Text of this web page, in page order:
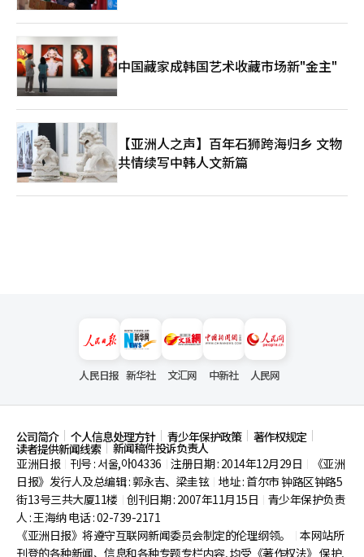
中国藏家成韩国艺术收藏市场新"金主"
【亚洲人之声】百年石狮跨海归乡 文物
共情续写中韩人文新篇
人民日报 新华社 文汇网 中新社 人民网
公司简介 个人信息处理方针 青少年保护政策 著作权规定
读者提供新闻线索
新闻稿件投诉负责人
亚洲日报
刊号 : 서울,아04336 注册日期 : 2014年12月29日
《亚洲
日报》发行人及总编辑 : 郭永吉、梁圭铉 地址 : 首尔市钟路区钟路5
街13号三共大厦11楼 创刊日期 : 2007年11月15日
青少年保护负责
人 : 王海纳 电话 : 02-739-2171
《亚洲日报》将遵守互联网新闻委员会制定的伦理纲领。
本网站所
刊登的各种新闻、信息和各种专题专栏内容, 均受《著作权法》 保护,